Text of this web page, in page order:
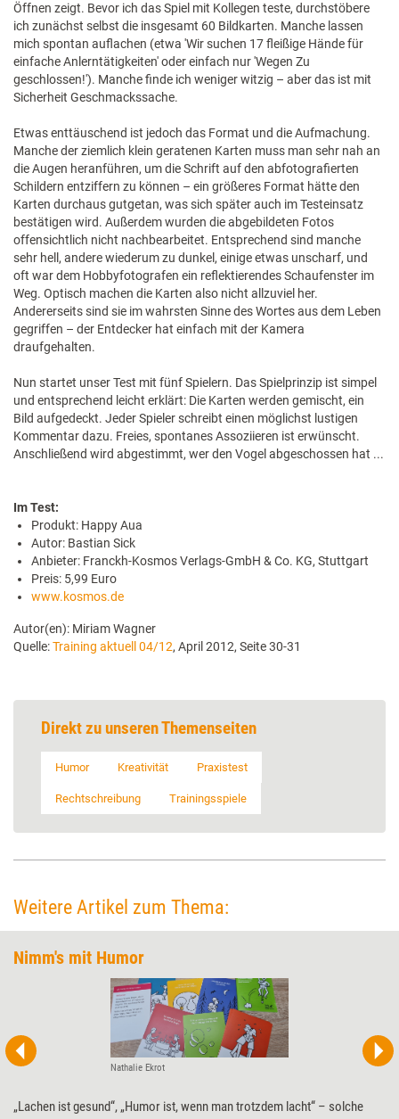
Öffnen zeigt. Bevor ich das Spiel mit Kollegen teste, durchstöbere
ich zunächst selbst die insgesamt 60 Bildkarten. Manche lassen
mich spontan auflachen (etwa 'Wir suchen 17 fleißige Hände für
einfache Anlerntätigkeiten' oder einfach nur 'Wegen Zu
geschlossen!'). Manche finde ich weniger witzig – aber das ist mit
Sicherheit Geschmackssache.
Etwas enttäuschend ist jedoch das Format und die Aufmachung.
Manche der ziemlich klein geratenen Karten muss man sehr nah an
die Augen heranführen, um die Schrift auf den abfotografierten
Schildern entziffern zu können – ein größeres Format hätte den
Karten durchaus gutgetan, was sich später auch im Testeinsatz
bestätigen wird. Außerdem wurden die abgebildeten Fotos
offensichtlich nicht nachbearbeitet. Entsprechend sind manche
sehr hell, andere wiederum zu dunkel, einige etwas unscharf, und
oft war dem Hobbyfotografen ein reflektierendes Schaufenster im
Weg. Optisch machen die Karten also nicht allzuviel her.
Andererseits sind sie im wahrsten Sinne des Wortes aus dem Leben
gegriffen – der Entdecker hat einfach mit der Kamera
draufgehalten.
Nun startet unser Test mit fünf Spielern. Das Spielprinzip ist simpel
und entsprechend leicht erklärt: Die Karten werden gemischt, ein
Bild aufgedeckt. Jeder Spieler schreibt einen möglichst lustigen
Kommentar dazu. Freies, spontanes Assoziieren ist erwünscht.
Anschließend wird abgestimmt, wer den Vogel abgeschossen hat ...
Im Test:
Produkt: Happy Aua
Autor: Bastian Sick
Anbieter: Franckh-Kosmos Verlags-GmbH & Co. KG, Stuttgart
Preis: 5,99 Euro
www.kosmos.de
Autor(en): Miriam Wagner
Quelle:Training aktuell 04/12, April 2012, Seite 30-31
Direkt zu unseren Themenseiten
Humor Kreativität Praxistest
Rechtschreibung Trainingsspiele
Weitere Artikel zum Thema:
Nimm's mit Humor
Nathalie Ekrot
„Lachen ist gesund“, „Humor ist, wenn man trotzdem lacht“ – solche